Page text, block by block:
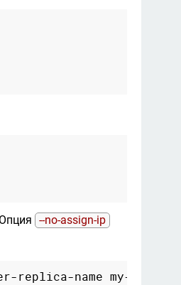
--no-assign-ip
replica-name my-slave  \